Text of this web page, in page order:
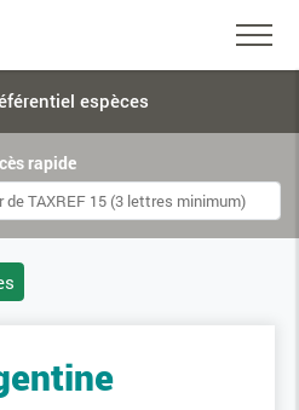
espèces
rapide